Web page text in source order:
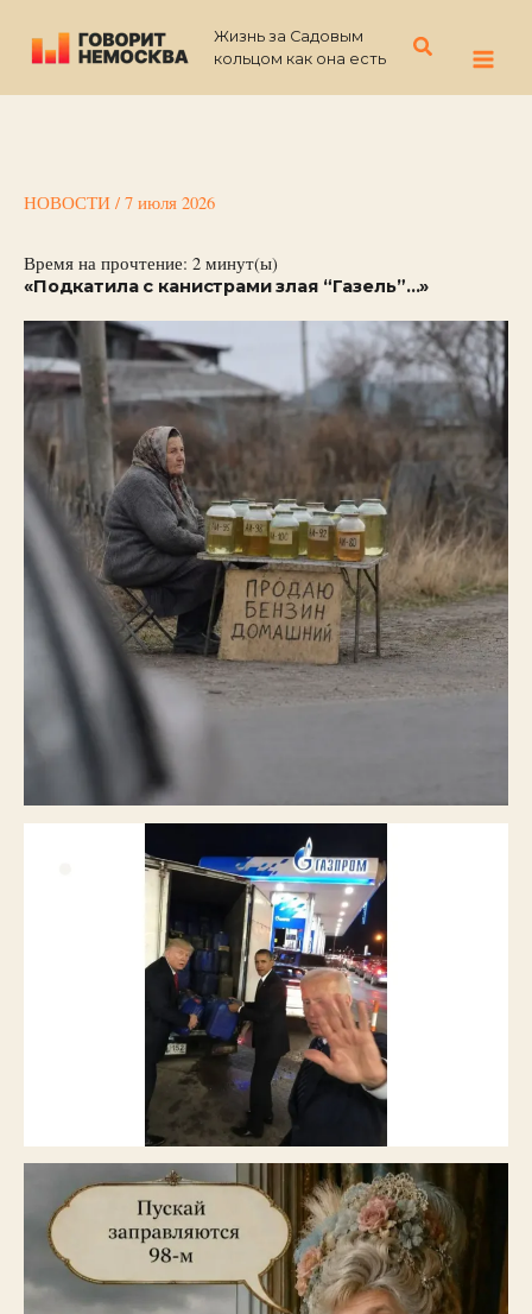
содержимому
Жизнь за Садовым
кольцом как она есть
Поиск
НОВОСТИ / 7 июля 2026
Время на прочтение: 2 минут(ы)
«Подкатила с канистрами злая “Газель”…»